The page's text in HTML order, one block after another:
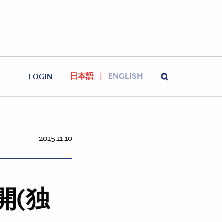
LOGIN 日本語 ENGLISH
2015.11.10
(独